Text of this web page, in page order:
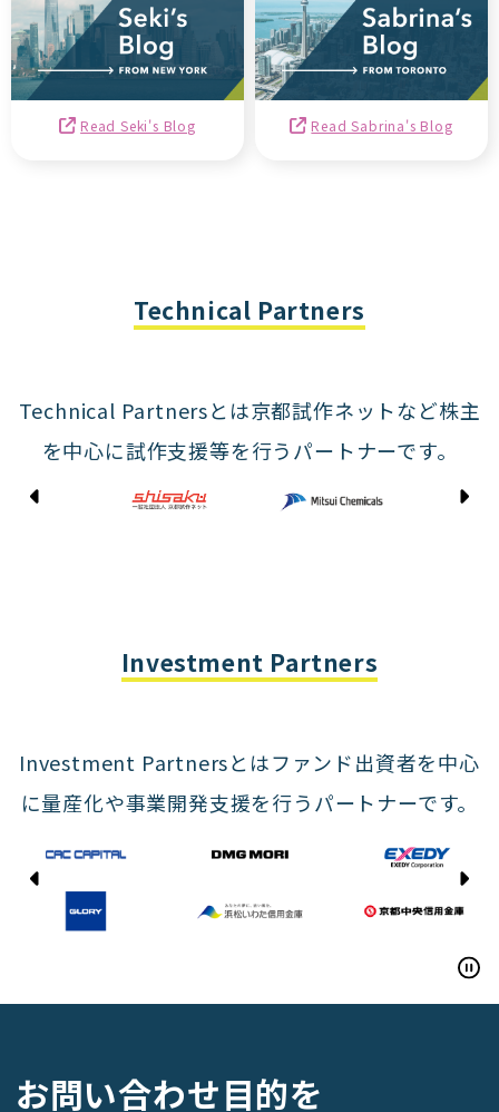
Read Seki's Blog Read Sabrina's Blog
Technical Partners
Technical Partnersとは京都試作ネットなど株主
を中心に試作支援等を行うパートナーです。
Investment Partners
Investment Partnersとはファンド出資者を中心
に量産化や事業開発支援を行うパートナーです。
Hamamatsu Iwata Shinkin Bank
お問い合わせ目的を